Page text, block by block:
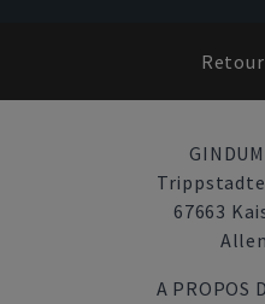
67663
A PROPOS